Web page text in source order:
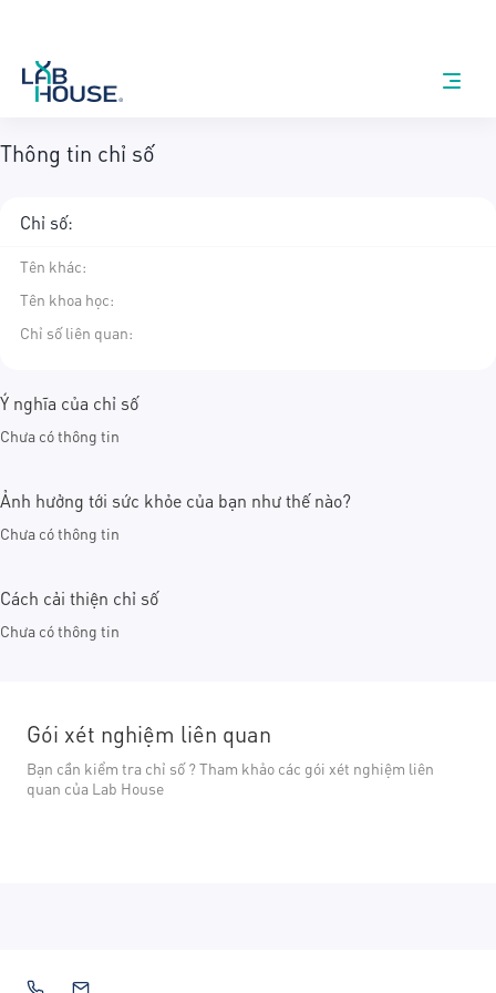
Thông tin chỉ số
Chỉ số:
Tên khác:
Tên khoa học:
Chỉ số liên quan:
Ý nghĩa của chỉ số
Chưa có thông tin
Ảnh hưởng tới sức khỏe của bạn như thế nào?
Chưa có thông tin
Cách cải thiện chỉ số
Chưa có thông tin
Gói xét nghiệm liên quan
Bạn cần kiểm tra chỉ số ? Tham khảo các gói xét nghiệm liên
quan của Lab House